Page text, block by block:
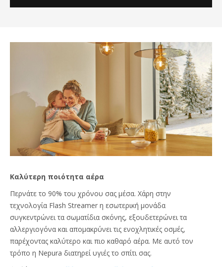
Καλύτερη ποιότητα αέρα
Περνάτε το 90% του χρόνου σας μέσα. Χάρη στην
τεχνολογία Flash Streamer η εσωτερική μονάδα
συγκεντρώνει τα σωματίδια σκόνης, εξουδετερώνει τα
αλλεργιογόνα και απομακρύνει τις ενοχλητικές οσμές,
παρέχοντας καλύτερο και πιο καθαρό αέρα. Με αυτό τον
τρόπο η Nepura διατηρεί υγιές το σπίτι σας.